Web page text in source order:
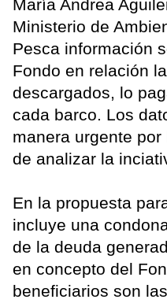
María Andrea
Ministerio de
Pesca información
Fondo en relación
descargados, lo
cada barco. Los
manera urgente
de analizar la
En la propuesta
incluye una
de la deuda
en concepto del
beneficiarios son